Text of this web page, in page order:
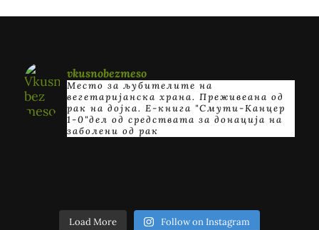
vkusnobezmeso
Место за љубителите на
вегетаријанска храна. Преживеана од
рак на дојка. E-книга "Смути-Канцер
1-0"дел од средствата за донација на
заболени од рак
Load More Follow on Instagram